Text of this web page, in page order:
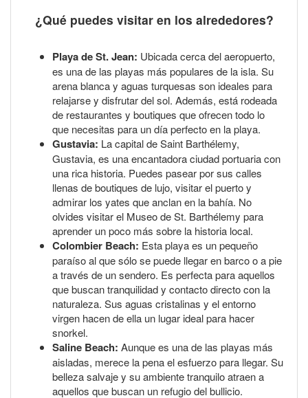
¿Qué puedes visitar en los alrededores?
Playa de St. Jean: Ubicada cerca del aeropuerto,
es una de las playas más populares de la isla. Su
arena blanca y aguas turquesas son ideales para
relajarse y disfrutar del sol. Además, está rodeada
de restaurantes y boutiques que ofrecen todo lo
que necesitas para un día perfecto en la playa.
Gustavia: La capital de Saint Barthélemy,
Gustavia, es una encantadora ciudad portuaria con
una rica historia. Puedes pasear por sus calles
llenas de boutiques de lujo, visitar el puerto y
admirar los yates que anclan en la bahía. No
olvides visitar el Museo de St. Barthélemy para
aprender un poco más sobre la historia local.
Colombier Beach: Esta playa es un pequeño
paraíso al que sólo se puede llegar en barco o a pie
a través de un sendero. Es perfecta para aquellos
que buscan tranquilidad y contacto directo con la
naturaleza. Sus aguas cristalinas y el entorno
virgen hacen de ella un lugar ideal para hacer
snorkel.
Saline Beach: Aunque es una de las playas más
aisladas, merece la pena el esfuerzo para llegar. Su
belleza salvaje y su ambiente tranquilo atraen a
aquellos que buscan un refugio del bullicio.